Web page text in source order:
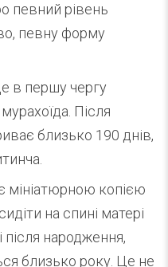
певний рівень
певну форму
в першу чергу
Після
близько 190 днів,
мініатюрною копією
на спині матері
народження,
близько року. Це не